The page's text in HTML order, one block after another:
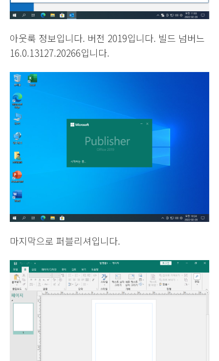
아웃룩 정보입니다. 버전 2019입니다. 빌드 넘버느
16.0.13127.20266입니다.
마지막으로 퍼블리셔입니다.